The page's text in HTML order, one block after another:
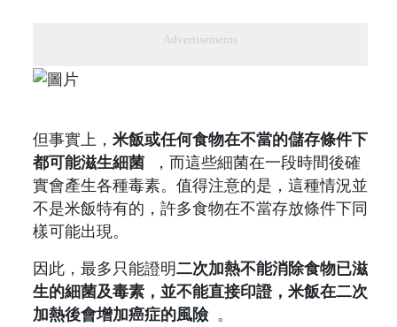
Advertisements
但事實上， 米飯或任何食物在不當的儲存條件下
都可能滋生細菌 ，而這些細菌在一段時間後確
實會產生各種毒素。值得注意的是，這種情況並
不是米飯特有的，許多食物在不當存放條件下同
樣可能出現。
因此，最多只能證明二次加熱不能消除食物已滋
生的細菌及毒素，並不能直接印證，米飯在二次
加熱後會增加癌症的風險。